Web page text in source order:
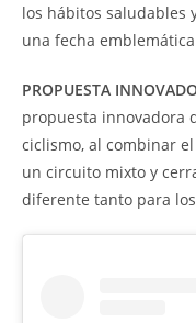
los hábitos saludables
una fecha
PROPUESTA
propuesta innovadora
ciclismo, al combinar
un circuito mixto y
diferente tanto para